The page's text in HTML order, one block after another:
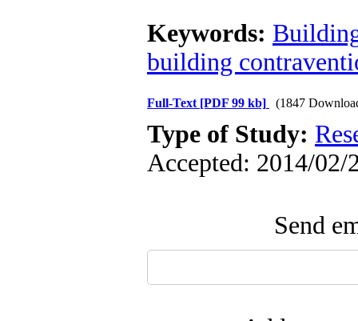
Keywords:
building
Full-Text [PDF 99 kb] (1847
Type of Study:
Accepted: 2014/02/
Send